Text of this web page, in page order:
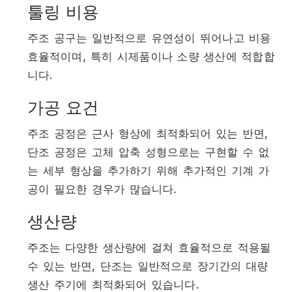
툴링 비용
주조 공구는 일반적으로 유연성이 뛰어나고 비용
효율적이며, 특히 시제품이나 소량 생산에 적합합
니다.
가공 요건
주조 공정은 근사 형상에 최적화되어 있는 반면,
단조 공정은 고체 압축 성형으로는 구현할 수 없
는 세부 형상을 추가하기 위해 추가적인 기계 가
공이 필요한 경우가 많습니다.
생산량
주조는 다양한 생산량에 걸쳐 효율적으로 적용될
수 있는 반면, 단조는 일반적으로 장기간의 대량
생산 주기에 최적화되어 있습니다.